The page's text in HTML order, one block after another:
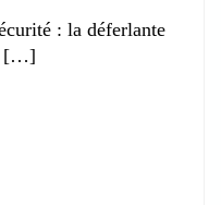
: la déferlante